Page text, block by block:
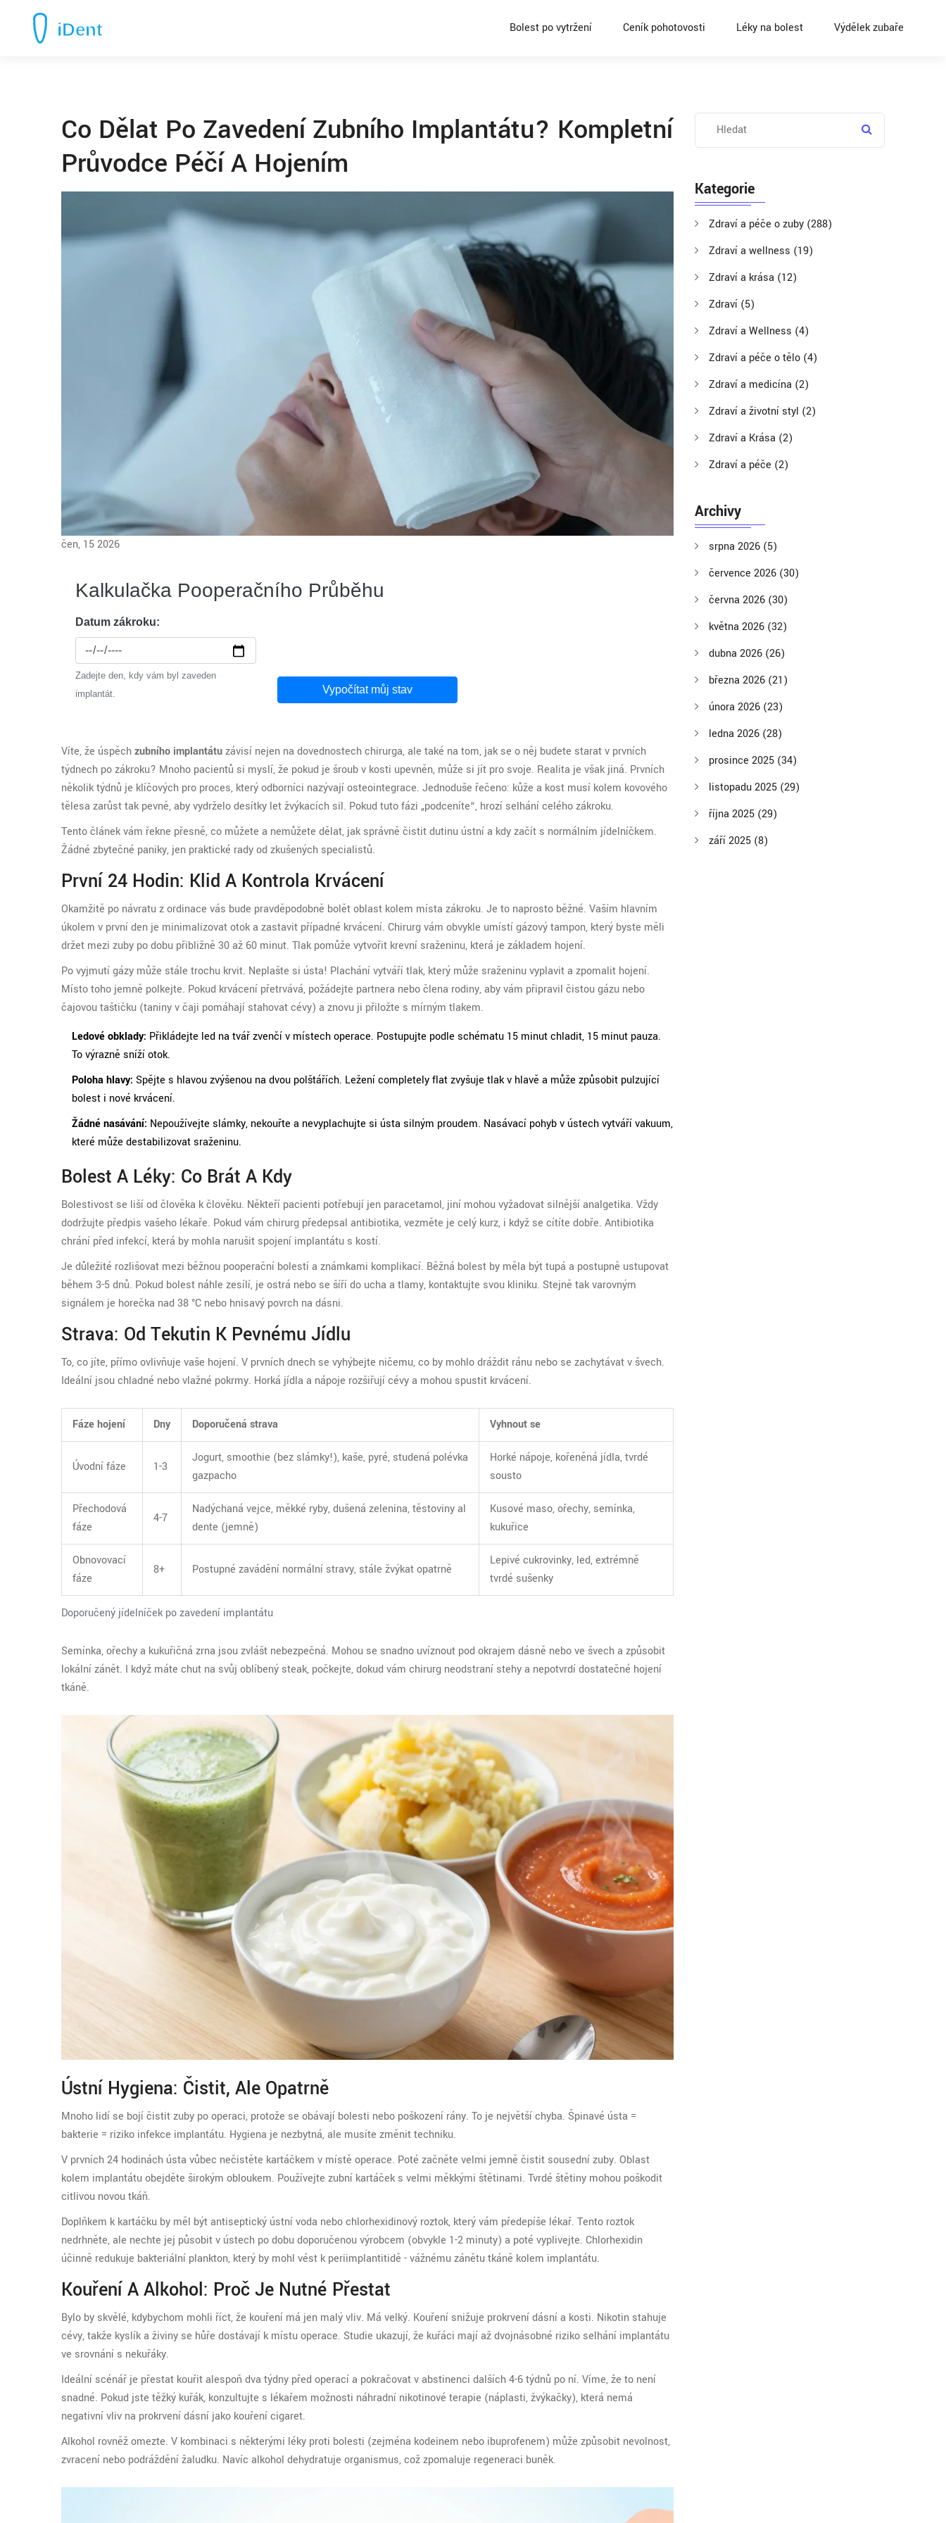
Bolest po vytržení Ceník pohotovosti Léky na bolest Výdělek zubaře
Co Dělat Po Zavedení Zubního Implantátu? Kompletní
Průvodce Péčí A Hojením
čen, 15 2026
Kalkulačka Pooperačního Průběhu
Datum zákroku:
Zadejte den, kdy vám byl zaveden
implantát.
Vypočítat můj stav
Víte, že úspěchzubního implantátuzávisí nejen na dovednostech chirurga, ale také na tom, jak se o něj budete starat v prvních
týdnech po zákroku? Mnoho pacientů si myslí, že pokud je šroub v kosti upevněn, může si jít pro svoje. Realita je však jiná. Prvních
několik týdnů je klíčových pro proces, který odborníci nazývajíosteointegrace. Jednoduše řečeno: kůže a kost musí kolem kovového
tělesa zarůst tak pevně, aby vydrželo desítky let žvýkacích sil. Pokud tuto fázi „podceníte“, hrozí selhání celého zákroku.
Tento článek vám řekne přesně, co můžete a nemůžete dělat, jak správně čistit dutinu ústní a kdy začít s normálním jídelníčkem.
Žádné zbytečné paniky, jen praktické rady od zkušených specialistů.
První 24 Hodin: Klid A Kontrola Krvácení
Okamžitě po návratu z ordinace vás bude pravděpodobně bolět oblast kolem místa zákroku. Je to naprosto běžné. Vaším hlavním
úkolem v první den je minimalizovat otok a zastavit případné krvácení. Chirurg vám obvykle umístí gázový tampon, který byste měli
držet mezi zuby po dobu přibližně 30 až 60 minut. Tlak pomůže vytvořit krevní sraženinu, která je základem hojení.
Po vyjmutí gázy může stále trochu krvit. Neplašte si ústa! Plachání vytváří tlak, který může sraženinu vyplavit a zpomalit hojení.
Místo toho jemně polkejte. Pokud krvácení přetrvává, požádejte partnera nebo člena rodiny, aby vám připravil čistou gázu nebo
čajovou taštičku (taniny v čaji pomáhají stahovat cévy) a znovu ji přiložte s mírným tlakem.
Ledové obklady: Přikládejte led na tvář zvenčí v místech operace. Postupujte podle schématu 15 minut chladit, 15 minut pauza.
To výrazně sníží otok.
Poloha hlavy: Spějte s hlavou zvýšenou na dvou polštářích. Ležení completely flat zvyšuje tlak v hlavě a může způsobit pulzující
bolest i nové krvácení.
Žádné nasávání: Nepoužívejte slámky, nekouřte a nevyplachujte si ústa silným proudem. Nasávací pohyb v ústech vytváří vakuum,
které může destabilizovat sraženinu.
Bolest A Léky: Co Brát A Kdy
Bolestivost se liší od člověka k člověku. Někteří pacienti potřebují jen paracetamol, jiní mohou vyžadovat silnější analgetika. Vždy
dodržujte předpis vašeho lékaře. Pokud vám chirurg předepsal antibiotika, vezměte je celý kurz, i když se cítíte dobře. Antibiotika
chrání před infekcí, která by mohla narušit spojení implantátu s kostí.
Je důležité rozlišovat mezi běžnou pooperační bolestí a známkami komplikací. Běžná bolest by měla být tupá a postupně ustupovat
během 3-5 dnů. Pokud bolest náhle zesílí, je ostrá nebo se šíří do ucha a tlamy, kontaktujte svou kliniku. Stejně tak varovným
signálem je horečka nad 38 °C nebo hnisavý povrch na dásni.
Strava: Od Tekutin K Pevnému Jídlu
To, co jíte, přímo ovlivňuje vaše hojení. V prvních dnech se vyhýbejte ničemu, co by mohlo dráždit ránu nebo se zachytávat v švech.
Ideální jsou chladné nebo vlažné pokrmy. Horká jídla a nápoje rozšiřují cévy a mohou spustit krvácení.
Doporučený jídelníček po zavedení implantátu
Fáze hojení Dny Doporučená strava Vyhnout se
Úvodní fáze 1-3
Jogurt, smoothie (bez slámky!), kaše, pyré, studená polévka
gazpacho
Horké nápoje, kořeněná jídla, tvrdé
sousto
Přechodová
fáze
4-7
Nadýchaná vejce, měkké ryby, dušená zelenina, těstoviny al
dente (jemně)
Kusové maso, ořechy, semínka,
kukuřice
Obnovovací
fáze
8+ Postupné zavádění normální stravy, stále žvýkat opatrně
Lepivé cukrovinky, led, extrémně
tvrdé sušenky
Semínka, ořechy a kukuřičná zrna jsou zvlášť nebezpečná. Mohou se snadno uvíznout pod okrajem dásně nebo ve švech a způsobit
lokální zánět. I když máte chuť na svůj oblíbený steak, počkejte, dokud vám chirurg neodstraní stehy a nepotvrdí dostatečné hojení
tkáně.
Ústní Hygiena: Čistit, Ale Opatrně
Mnoho lidí se bojí čistit zuby po operaci, protože se obávají bolesti nebo poškození rány. To je největší chyba. Špinavé ústa =
bakterie = riziko infekce implantátu. Hygiena je nezbytná, ale musíte změnit techniku.
V prvních 24 hodinách ústa vůbec nečistěte kartáčkem v místě operace. Poté začněte velmi jemně čistit sousední zuby. Oblast
kolem implantátu obejděte širokým obloukem. Používejte zubní kartáček s velmi měkkými štětinami. Tvrdé štětiny mohou poškodit
citlivou novou tkáň.
Doplňkem k kartáčku by měl být antiseptický ústní voda nebo chlorhexidinový roztok, který vám předepíše lékař. Tento roztok
nedrhněte, ale nechte jej působit v ústech po dobu doporučenou výrobcem (obvykle 1-2 minuty) a poté vyplivejte. Chlorhexidin
účinně redukuje bakteriální plankton, který by mohl vést k periimplantitidě - vážnému zánětu tkáně kolem implantátu.
Kouření A Alkohol: Proč Je Nutné Přestat
Bylo by skvělé, kdybychom mohli říct, že kouření má jen malý vliv. Má velký. Kouření snižuje prokrvení dásní a kosti. Nikotin stahuje
cévy, takže kyslík a živiny se hůře dostávají k místu operace. Studie ukazují, že kuřáci mají až dvojnásobné riziko selhání implantátu
ve srovnání s nekuřáky.
Ideální scénář je přestat kouřit alespoň dva týdny před operací a pokračovat v abstinenci dalších 4-6 týdnů po ní. Víme, že to není
snadné. Pokud jste těžký kuřák, konzultujte s lékařem možnosti náhradní nikotinové terapie (náplasti, žvýkačky), která nemá
negativní vliv na prokrvení dásní jako kouření cigaret.
Alkohol rovněž omezte. V kombinaci s některými léky proti bolesti (zejména kodeinem nebo ibuprofenem) může způsobit nevolnost,
zvracení nebo podráždění žaludku. Navíc alkohol dehydratuje organismus, což zpomaluje regeneraci buněk.
Kategorie
Zdraví a péče o zuby (288)
Zdraví a wellness (19)
Zdraví a krása (12)
Zdraví (5)
Zdraví a Wellness (4)
Zdraví a péče o tělo (4)
Zdraví a medicína (2)
Zdraví a životní styl (2)
Zdraví a Krása (2)
Zdraví a péče (2)
Archivy
srpna 2026 (5)
července 2026 (30)
června 2026 (30)
května 2026 (32)
dubna 2026 (26)
března 2026 (21)
února 2026 (23)
ledna 2026 (28)
prosince 2025 (34)
listopadu 2025 (29)
října 2025 (29)
září 2025 (8)